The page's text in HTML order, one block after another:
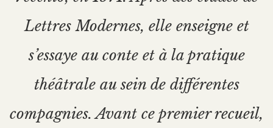
Lettres Modernes, elle enseigne et
s’essaye au conte et à la pratique
théâtrale au sein de différentes
compagnies. Avant ce premier recueil,